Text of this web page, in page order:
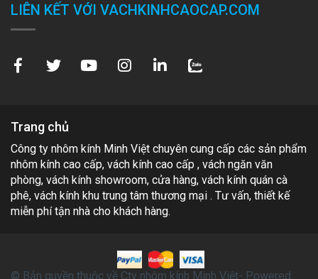
Trang chủ
Công ty nhôm kính Minh Việt chuyên cung cấp các sản phẩm
nhôm kính cao cấp, vách kính cao cấp , vách ngăn văn
phòng, vách kính showroom, cửa hàng, vách kính quán cà
phê, vách kính khu trung tâm thương mại . Tư vấn, thiết kế
miễn phí tận nhà cho khách hàng.
LIÊN KẾT VỚI VACHKINHCAOCAP.COM
© Bản quyền thuộc về Cty nhôm kính Minh Việt- Powered